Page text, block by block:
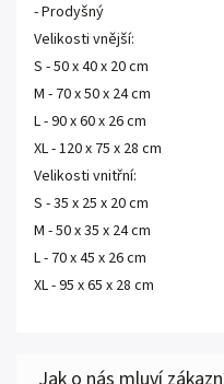
- Prodyšný
Velikosti vnější:
S - 50 x 40 x 20 cm
M - 70 x 50 x 24 cm
L - 90 x 60 x 26 cm
XL - 120 x 75 x 28 cm
Velikosti vnitřní:
S - 35 x 25 x 20 cm
M - 50 x 35 x 24 cm
L - 70 x 45 x 26 cm
XL - 95 x 65 x 28 cm